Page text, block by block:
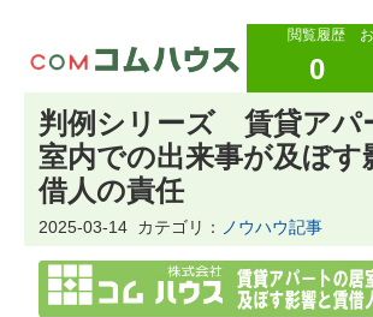
閲覧履歴
0
判例シリーズ 賃貸アパ
室内での出来事が及ぼす
借人の責任
2025-03-14 カテゴリ： ノウハウ記事